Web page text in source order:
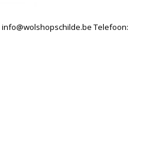
info@wolshopschilde.beTelefoon: